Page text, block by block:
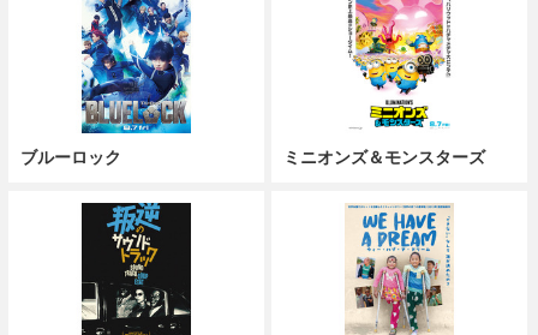
ブルーロック ミニオンズ＆モンスターズ